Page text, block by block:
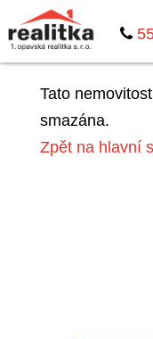
Tato
smazána.
Zpět na hlavní